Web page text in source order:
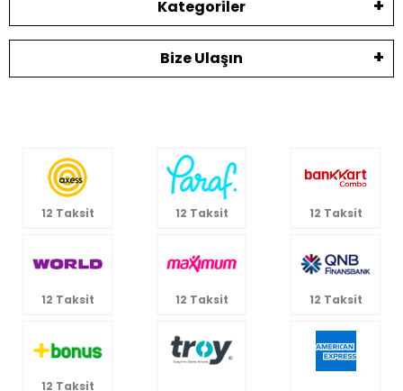
Kategoriler
Bize Ulaşın
12 Taksit 12 Taksit 12 Taksit
12 Taksit 12 Taksit 12 Taksit
12 Taksit